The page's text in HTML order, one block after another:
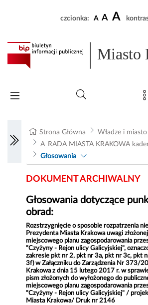
czcionka: A A A
Miasto
Strona Główna
Władze i miasto
A_RADA MIASTA KRAKOWA
Głosowania
DOKUMENT ARCHIWALNY
Głosowania dotyczące
obrad:
Rozstrzygnięcie o sposobie rozpatrzenia
Prezydenta Miasta Krakowa uwagi
miejscowego planu zagospodarowania
"Czyżyny - Rejon ulicy Galicyjskiej",
zakresie pkt nr 2, pkt nr 3a, pkt nr 3c, pkt
3f) w Załączniku do Zarządzenia Nr 373/
Krakowa z dnia 15 lutego 2017 r. w
pism złożonych do wyłożonego do
miejscowego planu zagospodarowania
"Czyżyny - Rejon ulicy Galicyjskiej" /
Miasta Krakowa/ Druk nr 2146